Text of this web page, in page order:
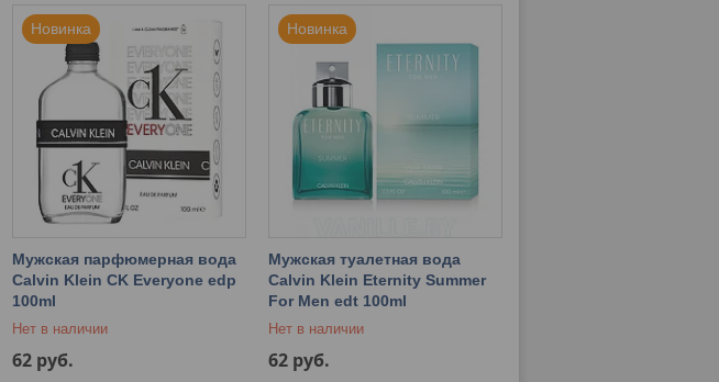
Новинка
Мужская парфюмерная вода
Calvin Klein CK Everyone edp
100ml
Нет в наличии
62 руб.
Новинка
Мужская туалетная вода
Calvin Klein Eternity Summer
For Men edt 100ml
Нет в наличии
62 руб.